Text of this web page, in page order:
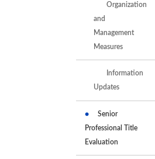
Organization
and
Management
Measures
Information
Updates
Senior
Professional Title
Evaluation